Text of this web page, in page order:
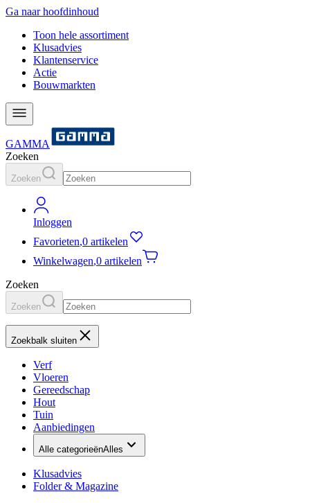
Ga naar hoofdinhoud
Toon hele assortiment
Klusadvies
Klantenservice
Actie
Bouwmarkten
GAMMA
Zoeken
Zoeken
Inloggen
Favorieten,0 artikelen
Winkelwagen,0 artikelen
Zoeken
Zoeken
Zoekbalk sluiten
Verf
Vloeren
Gereedschap
Hout
Tuin
Aanbiedingen
Alle categorieënAlles
Klusadvies
Folder & Magazine